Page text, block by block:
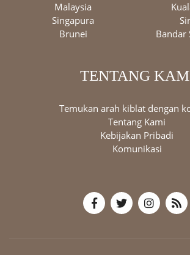
Malaysia
Singapura
Brunei
Bandar
TENTANG
Temukan arah kiblat dengan
Tentang Kami
Kebijakan Pribadi
Komunikasi